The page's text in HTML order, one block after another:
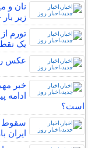
نان و
زیر
یک
عکس
خبر
ادامه
است؟
ایران